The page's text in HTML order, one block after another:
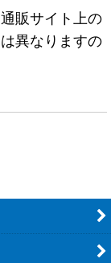
販サイト上の
異なりますの